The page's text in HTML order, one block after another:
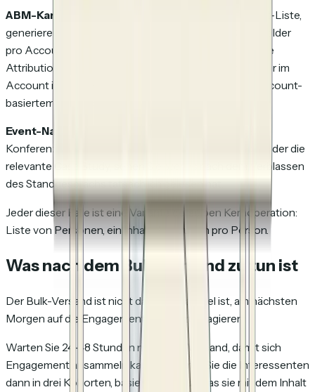
ABM-Kampagnen.
Nehmen Sie eine Target-Account-Liste,
generieren Sie einen personalisierten Link pro Stakeholder
pro Account und versenden Sie. Die empfängergenaue
Attribution ist das, was Ihnen sagt, welcher Stakeholder im
Account interagiert hat, was der gesamte Sinn von Account-
basiertem Outreach ist.
Event-Nachfass-Aktionen.
Konferenz, personalisierter Link auf die Präsentation oder die
relevante Case Study, sehen Sie, wer es nach dem Verblassen
des Standgesprächs tatsächlich gelesen hat.
Jeder dieser Fälle ist eine Variante derselben Kernoperation:
Liste von Personen, ein Inhalt, Attribution pro Person.
Was nach dem Bulk-Versand zu tun ist
Der Bulk-Versand ist nicht das Ziel. Das Ziel ist, am nächsten
Morgen auf die Engagement-Daten zu reagieren.
Warten Sie 24-48 Stunden nach dem Versand, damit sich
Engagement ansammeln kann. Sortieren Sie die Interessenten
dann in drei Kohorten, basierend darauf, was sie mit dem Inhalt